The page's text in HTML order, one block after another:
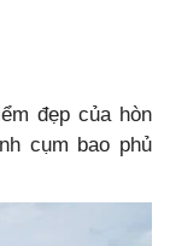
đẹp của hòn
cụm bao phủ